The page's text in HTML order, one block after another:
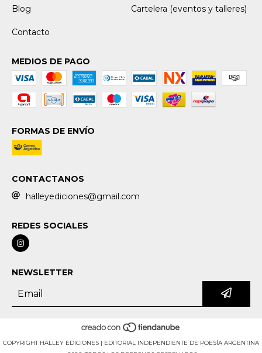
Blog Cartelera (eventos y talleres)
Contacto
MEDIOS DE PAGO
FORMAS DE ENVÍO
CONTACTANOS
halleyediciones@gmail.com
REDES SOCIALES
NEWSLETTER
COPYRIGHT HALLEY EDICIONES | EDITORIAL INDEPENDIENTE DE POESÍA ARGENTINA